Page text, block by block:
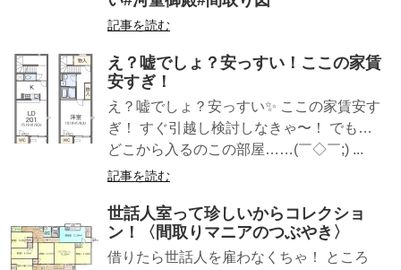
記事を読む
え？嘘でしょ？安っすい！ここの家賃
安すぎ！
え？嘘でしょ？安っすい✨ ここの家賃安す
ぎ！ すぐ引越し検討しなきゃ〜！ でも…
どこから入るのこの部屋……(￣◇￣;) ...
記事を読む
世話人室って珍しいからコレクショ
ン！〈間取りマニアのつぶやき〉
借りたら世話人を雇わなくちゃ！ ところ